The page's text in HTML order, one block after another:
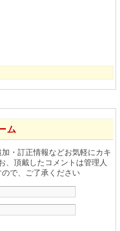
ム
・訂正情報などお気軽にカキ
頂戴したコメントは管理人
で、ご了承ください